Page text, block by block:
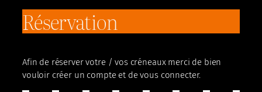
Réservation
Afin de réserver votre / vos créneaux merci de bien
vouloir créer un compte et de vous connecter.